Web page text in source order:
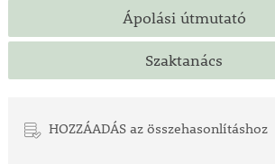
Ápolási útmutató
Szaktanács
HOZZÁADÁS az összehasonlításhoz